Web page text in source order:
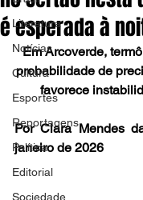
Literatura
Notícias
Cultura
Esportes
Reportagens
Política
Editorial
Sociedade
é esperada à
Em Arcoverde,
probabilidade de
favorece
Por Clara Mendes
janeiro de 2026